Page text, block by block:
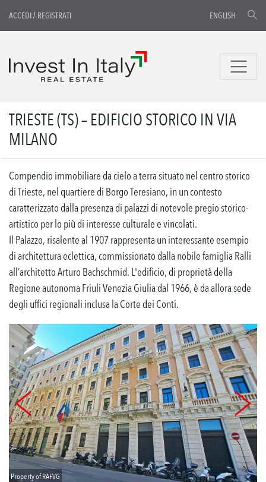
ACCEDI/ REGISTRATI ENGLISH
TRIESTE (TS) – EDIFICIO STORICO IN VIA
MILANO
Compendio immobiliare da cielo a terra situato nel centro storico
di Trieste, nel quartiere di Borgo Teresiano, in un contesto
caratterizzato dalla presenza di palazzi di notevole pregio storico-
artistico per lo più di interesse culturale e vincolati.
Il Palazzo, risalente al 1907 rappresenta un interessante esempio
di architettura eclettica, commissionato dalla nobile famiglia Ralli
all’architetto Arturo Bachschmid. L'edificio, di proprietà della
Regione autonoma Friuli Venezia Giulia dal 1966, è da allora sede
degli uffici regionali inclusa la Corte dei Conti.
Property of RAFVG